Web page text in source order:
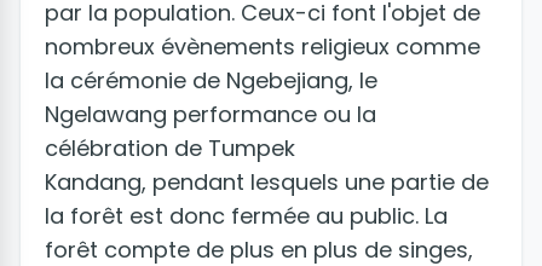
par la population. Ceux-ci font l'objet de
nombreux évènements religieux comme
la cérémonie de Ngebejiang, le
Ngelawang performance ou la
célébration de Tumpek
Kandang, pendant lesquels une partie de
la forêt est donc fermée au public. La
forêt compte de plus en plus de singes,